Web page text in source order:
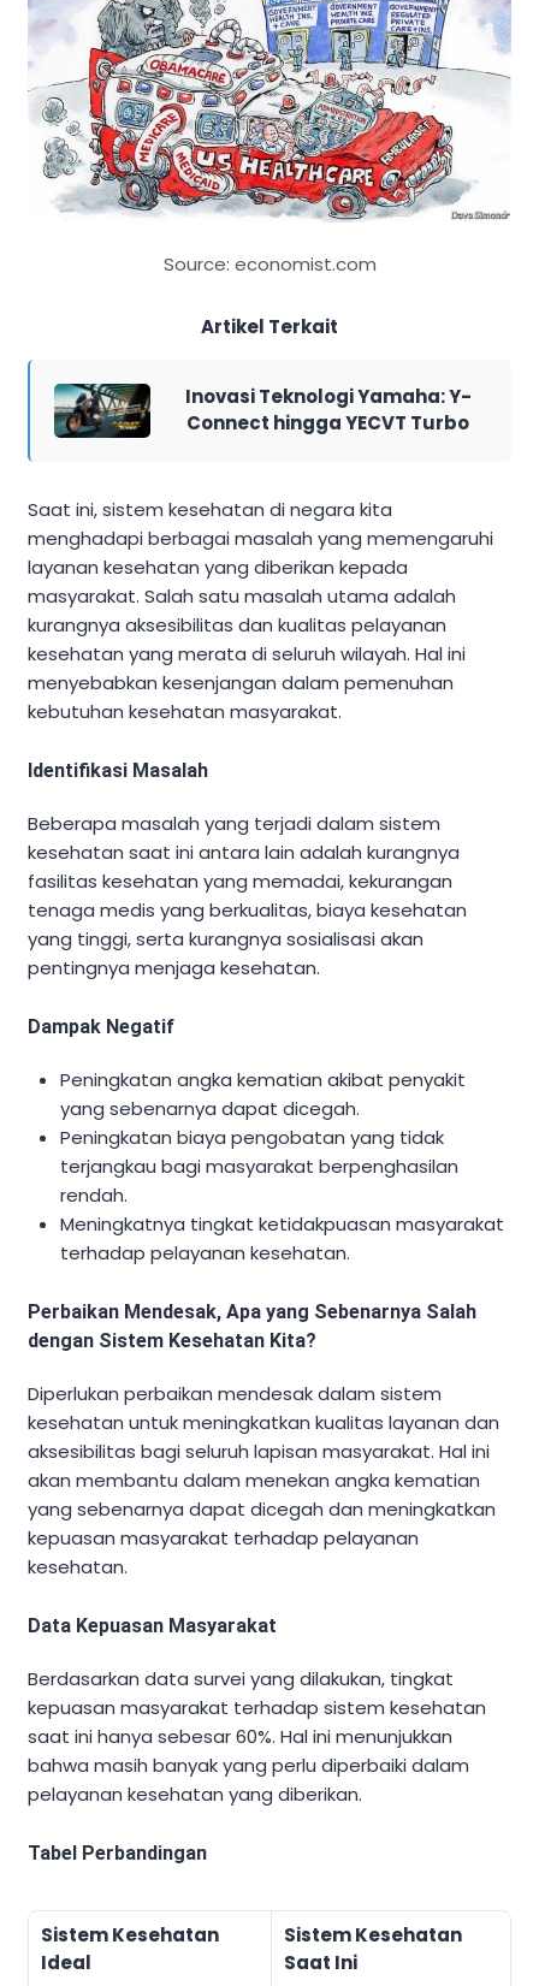
Source: economist.com
Artikel Terkait
Inovasi Teknologi Yamaha: Y-
Connect hingga YECVT Turbo
Saat ini, sistem kesehatan di negara kita
menghadapi berbagai masalah yang memengaruhi
layanan kesehatan yang diberikan kepada
masyarakat. Salah satu masalah utama adalah
kurangnya aksesibilitas dan kualitas pelayanan
kesehatan yang merata di seluruh wilayah. Hal ini
menyebabkan kesenjangan dalam pemenuhan
kebutuhan kesehatan masyarakat.
Identifikasi Masalah
Beberapa masalah yang terjadi dalam sistem
kesehatan saat ini antara lain adalah kurangnya
fasilitas kesehatan yang memadai, kekurangan
tenaga medis yang berkualitas, biaya kesehatan
yang tinggi, serta kurangnya sosialisasi akan
pentingnya menjaga kesehatan.
Dampak Negatif
Peningkatan angka kematian akibat penyakit
yang sebenarnya dapat dicegah.
Peningkatan biaya pengobatan yang tidak
terjangkau bagi masyarakat berpenghasilan
rendah.
Meningkatnya tingkat ketidakpuasan masyarakat
terhadap pelayanan kesehatan.
Perbaikan Mendesak, Apa yang Sebenarnya Salah
dengan Sistem Kesehatan Kita?
Diperlukan perbaikan mendesak dalam sistem
kesehatan untuk meningkatkan kualitas layanan dan
aksesibilitas bagi seluruh lapisan masyarakat. Hal ini
akan membantu dalam menekan angka kematian
yang sebenarnya dapat dicegah dan meningkatkan
kepuasan masyarakat terhadap pelayanan
kesehatan.
Data Kepuasan Masyarakat
Berdasarkan data survei yang dilakukan, tingkat
kepuasan masyarakat terhadap sistem kesehatan
saat ini hanya sebesar 60%. Hal ini menunjukkan
bahwa masih banyak yang perlu diperbaiki dalam
pelayanan kesehatan yang diberikan.
Tabel Perbandingan
Sistem Kesehatan
Ideal
Sistem Kesehatan
Saat Ini